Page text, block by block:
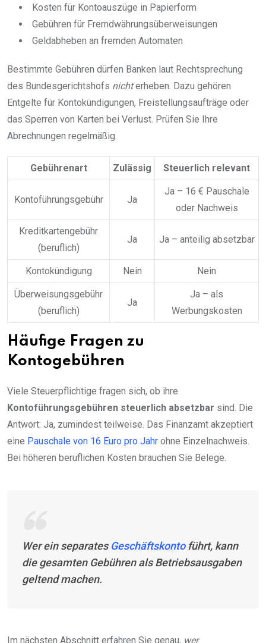
Kosten für Kontoauszüge in Papierform
Gebühren für Fremdwährungsüberweisungen
Geldabheben an fremden Automaten
Bestimmte Gebühren dürfen Banken laut Rechtsprechung
des Bundesgerichtshofs nichterheben. Dazu gehören
Entgelte für Kontokündigungen, Freistellungsaufträge oder
das Sperren von Karten bei Verlust. Prüfen Sie Ihre
Abrechnungen regelmäßig.
Gebührenart Zulässig Steuerlich relevant
Kontoführungsgebühr Ja
Ja – 16 € Pauschale
oder Nachweis
Kreditkartengebühr
(beruflich)
Ja Ja – anteilig absetzbar
Kontokündigung Nein Nein
Überweisungsgebühr
(beruflich)
Ja
Ja – als
Werbungskosten
Häufige Fragen zu
Kontogebühren
Viele Steuerpflichtige fragen sich, ob ihre
Kontoführungsgebühren steuerlich absetzbar sind. Die
Antwort: Ja, zumindest teilweise. Das Finanzamt akzeptiert
eine Pauschale von 16 Euro pro Jahr ohne Einzelnachweis.
Bei höheren beruflichen Kosten brauchen Sie Belege.
Wer ein separatesGeschäftskontoführt, kann
die gesamten Gebühren als Betriebsausgaben
geltend machen.
Im nächsten Abschnitt erfahren Sie genau, wer